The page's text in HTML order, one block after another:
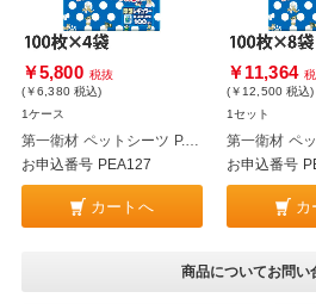
￥5,800 税抜
(￥6,380 税込)
1ケース
第一衛材 ペットシーツ P.one あんしん サラ・シート 厚型 レギュラー 100枚 4袋 PAR-654
お申込番号 PEA127
カートへ
￥11,364
(￥12,500 税込)
1セット
お申込番号
カ
商品についてお問い